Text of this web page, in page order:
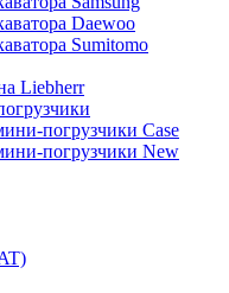
Daewoo
Sumitomo
Liebherr
погрузчики Case
погрузчики New